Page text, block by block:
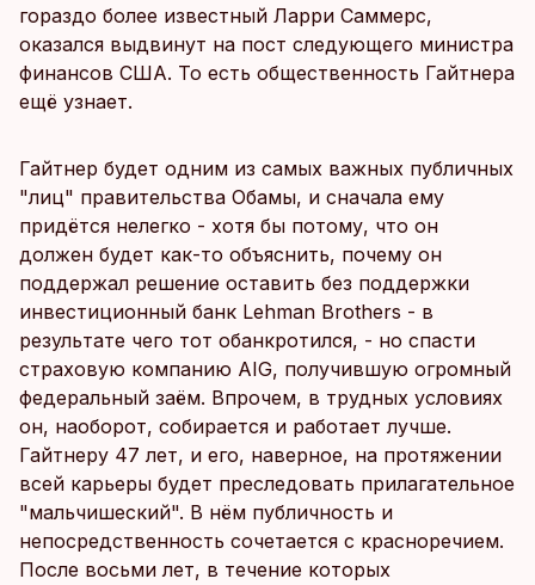
гораздо более известный Ларри Саммерс,
оказался выдвинут на пост следующего министра
финансов США. То есть общественность Гайтнера
ещё узнает.
Гайтнер будет одним из самых важных публичных
"лиц" правительства Обамы, и сначала ему
придётся нелегко - хотя бы потому, что он
должен будет как-то объяснить, почему он
поддержал решение оставить без поддержки
инвестиционный банк Lehman Brothers - в
результате чего тот обанкротился, - но спасти
страховую компанию AIG, получившую огромный
федеральный заём. Впрочем, в трудных условиях
он, наоборот, собирается и работает лучше.
Гайтнеру 47 лет, и его, наверное, на протяжении
всей карьеры будет преследовать прилагательное
"мальчишеский". В нём публичность и
непосредственность сочетается с красноречием.
После восьми лет, в течение которых